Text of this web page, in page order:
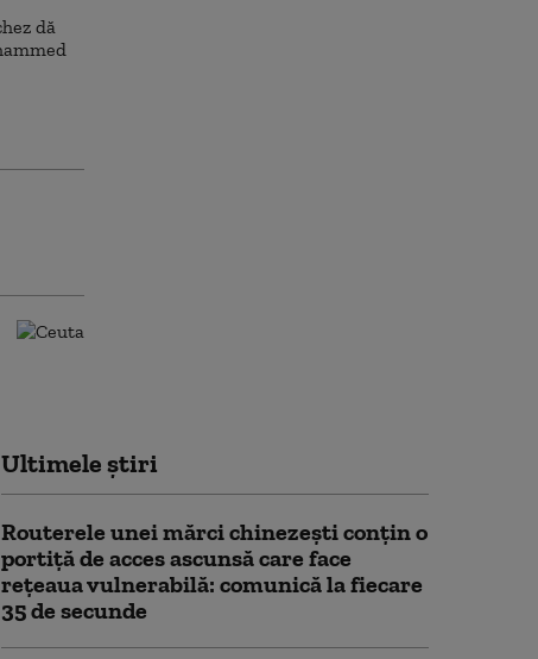
Ultimele știri
Routerele unei mărci chinezești conțin o
portiță de acces ascunsă care face
rețeaua vulnerabilă: comunică la fiecare
35 de secunde